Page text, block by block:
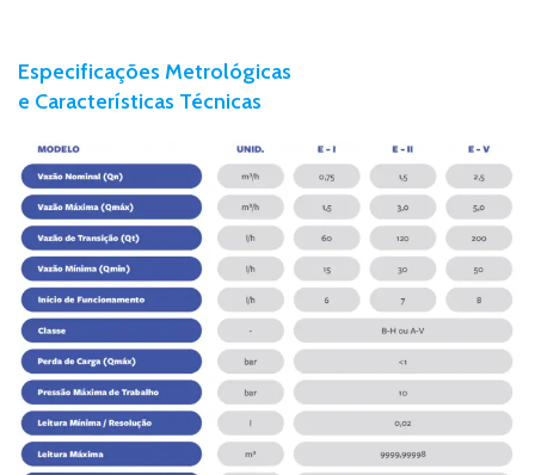
Especificações Metrológicas
e Características Técnicas